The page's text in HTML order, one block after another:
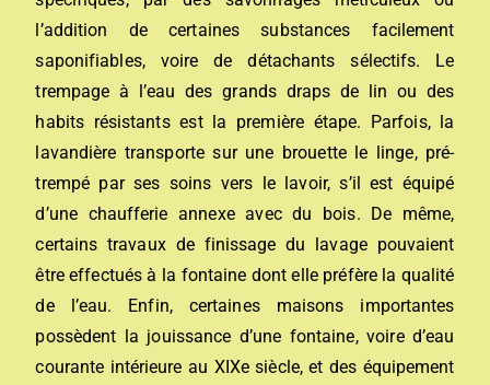
l’addition de certaines substances facilement
saponifiables, voire de détachants sélectifs. Le
trempage à l’eau des grands draps de lin ou des
habits résistants est la première étape. Parfois, la
lavandière transporte sur une brouette le linge, pré-
trempé par ses soins vers le lavoir, s’il est équipé
d’une chaufferie annexe avec du bois. De même,
certains travaux de finissage du lavage pouvaient
être effectués à la fontaine dont elle préfère la qualité
de l’eau. Enfin, certaines maisons importantes
possèdent la jouissance d’une fontaine, voire d’eau
courante intérieure au XIXe siècle, et des équipement